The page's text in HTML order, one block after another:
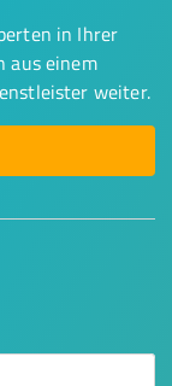
in Ihrer
aus einem
weiter.